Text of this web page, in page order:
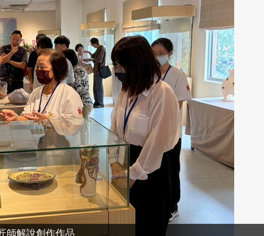
參加貴賓合影